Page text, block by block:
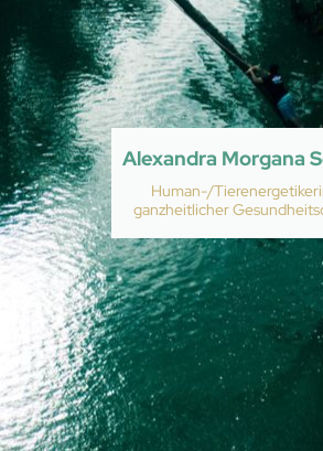
Alexandra Morgana
Human-/
ganzheitlicher